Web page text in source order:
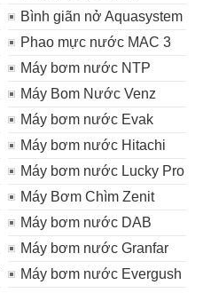
Bình giãn nở Aquasystem
Phao mực nước MAC 3
Máy bơm nước NTP
Máy Bom Nước Venz
Máy bơm nước Evak
Máy bơm nước Hitachi
Máy bơm nước Lucky Pro
Máy Bơm Chìm Zenit
Máy bơm nước DAB
Máy bơm nước Granfar
Máy bơm nước Evergush